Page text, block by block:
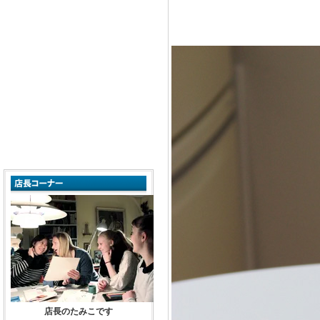
店長のたみこです